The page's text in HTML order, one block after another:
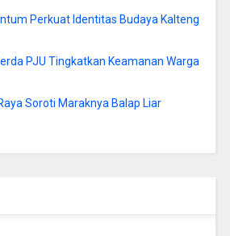
Perkuat Identitas Budaya Kalteng
PJU Tingkatkan Keamanan Warga
Soroti Maraknya Balap Liar